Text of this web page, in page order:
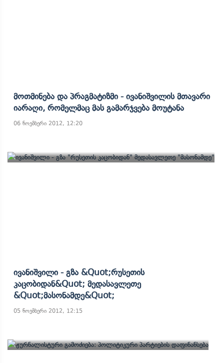
Მოთმინება Და Პრაგმატიზმი - Ივანიშვილის Მთავარი
Იარაღი, Რომელმაც Მას Გამარჯვება Მოუტანა
06 ნოემბერი 2012, 12:20
Ივანიშვილი - Გზა &quot;რუსეთის
Კაცობიდან&quot; Მედასავლეთე
&quot;მასონამდე&quot;
05 ნოემბერი 2012, 12:15